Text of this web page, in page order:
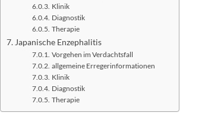
Klinik
Diagnostik
Therapie
Japanische Enzephalitis
Vorgehen im Verdachtsfall
allgemeine Erregerinformationen
Klinik
Diagnostik
Therapie